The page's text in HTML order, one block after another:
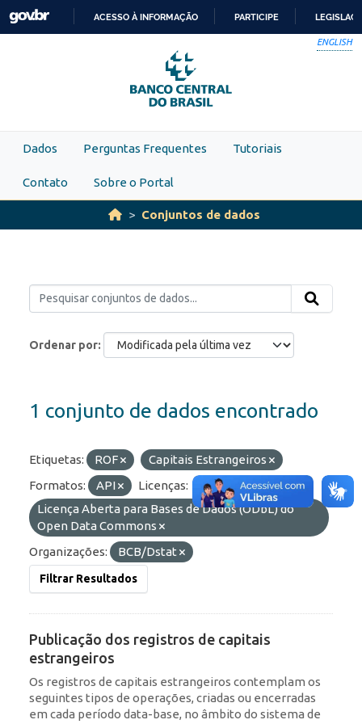
Skip to main content
PARA
O
CONTEÚDO
ACESSO À INFORMAÇÃO PARTICIPE
ENGLISH
Dados Perguntas Frequentes Tutoriais
Contato Sobre o Portal
Conjuntos de dados
Ordenar por
1 conjunto de dados encontrado
Etiquetas: ROF
Capitais Estrangeiros
Formatos:
API
Licenças:
Licença Aberta para Bases de Dados (ODbL) do
Open Data Commons
Organizações:
BCB/Dstat
Filtrar Resultados
Publicação dos registros de capitais
estrangeiros
Os registros de capitais estrangeiros contemplam os
seguintes tipos de operações, criadas ou encerradas
em cada período data-base, no âmbito do sistema de